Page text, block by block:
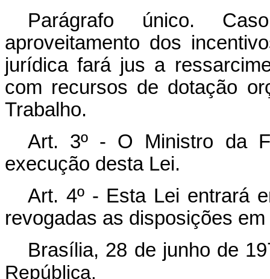
Parágrafo único.
aproveitamento dos
jurídica fará jus a
com recursos de dotação
Trabalho.
Art. 3º - O Ministro da
execução desta Lei.
Art. 4º - Esta Lei entrará
revogadas as disposições
Brasília, 28 de junho de
República.